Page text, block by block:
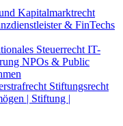
Kapitalmarktrecht
& FinTechs
Steuerrecht IT-
NPOs & Public
Stiftungsrecht
| Stiftung |